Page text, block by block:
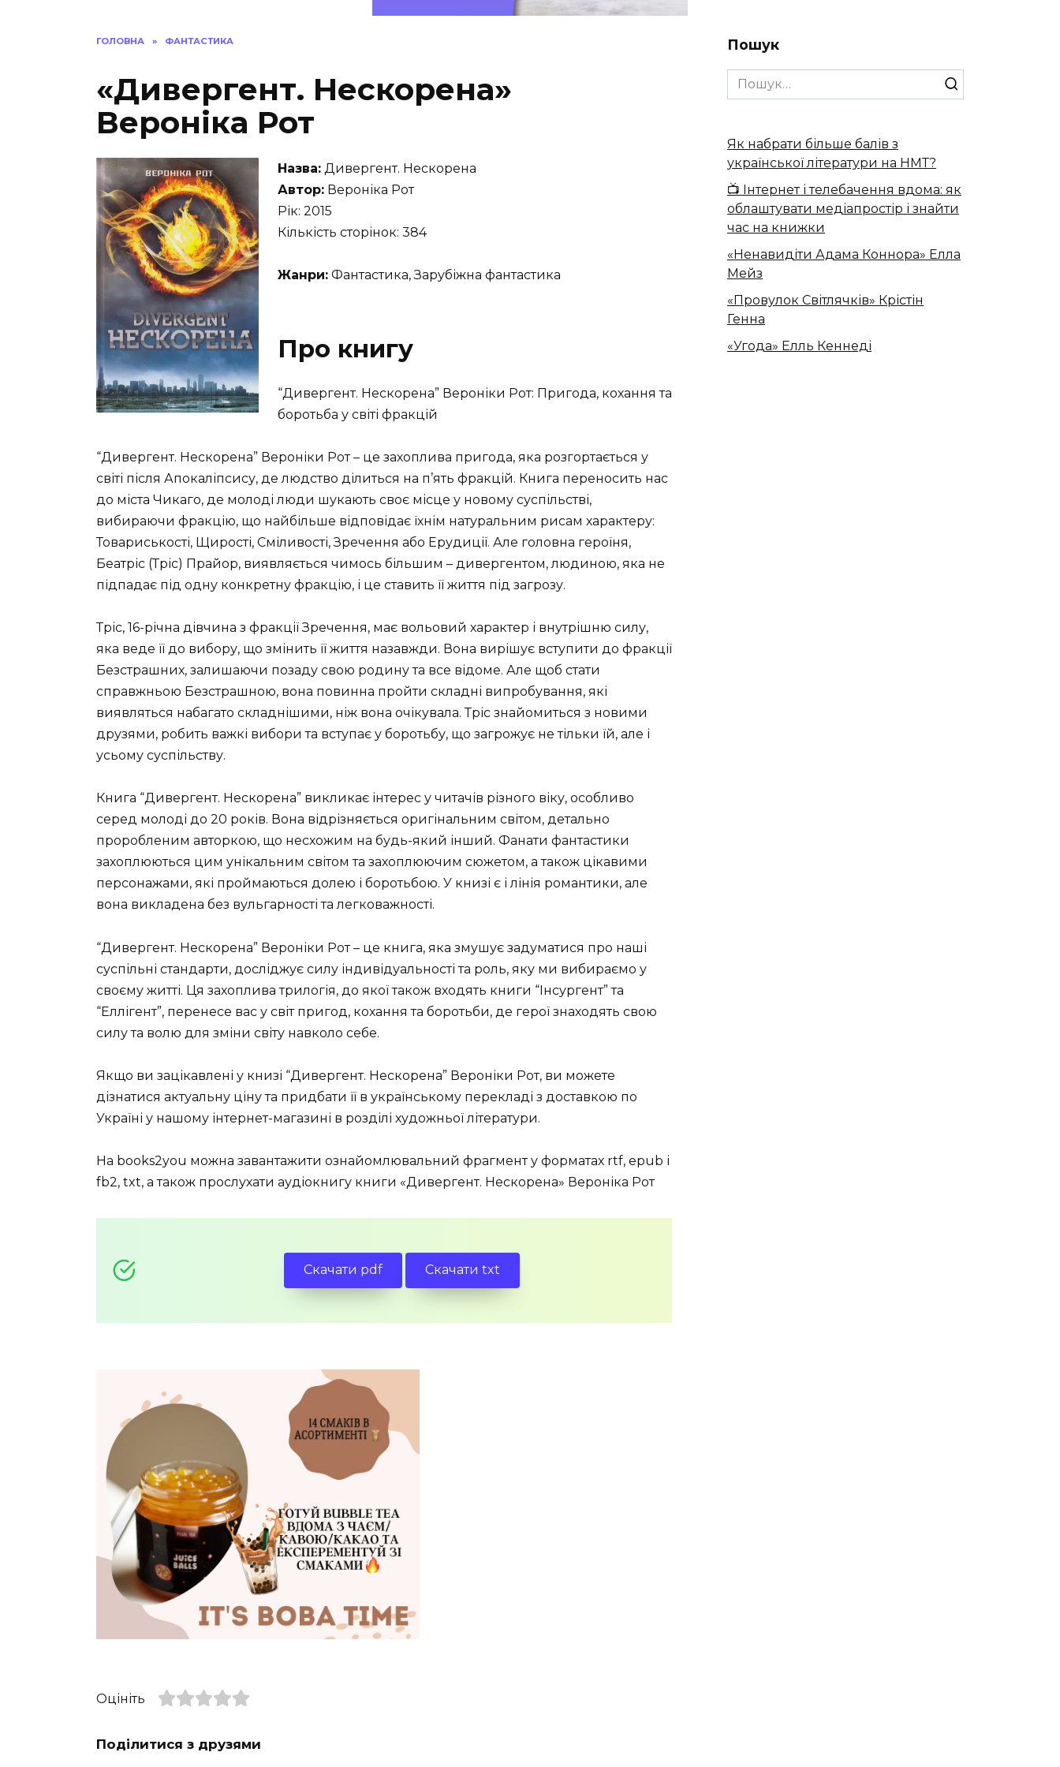
ГОЛОВНА » ФАНТАСТИКА
«Дивергент. Нескорена»
Вероніка Рот
Назва: Дивергент. Нескорена
Автор: Вероніка Рот
Рік: 2015
Кількість сторінок: 384
Жанри: Фантастика, Зарубіжна фантастика
Про книгу
“Дивергент. Нескорена” Вероніки Рот: Пригода, кохання та
боротьба у світі фракцій
“Дивергент. Нескорена” Вероніки Рот – це захоплива пригода, яка розгортається у
світі після Апокаліпсису, де людство ділиться на п’ять фракцій. Книга переносить нас
до міста Чикаго, де молоді люди шукають своє місце у новому суспільстві,
вибираючи фракцію, що найбільше відповідає їхнім натуральним рисам характеру:
Товариськості, Щирості, Сміливості, Зречення або Ерудиції. Але головна героїня,
Беатріс (Тріс) Прайор, виявляється чимось більшим – дивергентом, людиною, яка не
підпадає під одну конкретну фракцію, і це ставить її життя під загрозу.
Тріс, 16-річна дівчина з фракції Зречення, має вольовий характер і внутрішню силу,
яка веде її до вибору, що змінить її життя назавжди. Вона вирішує вступити до фракції
Безстрашних, залишаючи позаду свою родину та все відоме. Але щоб стати
справжньою Безстрашною, вона повинна пройти складні випробування, які
виявляться набагато складнішими, ніж вона очікувала. Тріс знайомиться з новими
друзями, робить важкі вибори та вступає у боротьбу, що загрожує не тільки їй, але і
усьому суспільству.
Книга “Дивергент. Нескорена” викликає інтерес у читачів різного віку, особливо
серед молоді до 20 років. Вона відрізняється оригінальним світом, детально
проробленим авторкою, що несхожим на будь-який інший. Фанати фантастики
захоплюються цим унікальним світом та захоплюючим сюжетом, а також цікавими
персонажами, які проймаються долею і боротьбою. У книзі є і лінія романтики, але
вона викладена без вульгарності та легковажності.
“Дивергент. Нескорена” Вероніки Рот – це книга, яка змушує задуматися про наші
суспільні стандарти, досліджує силу індивідуальності та роль, яку ми вибираємо у
своєму житті. Ця захоплива трилогія, до якої також входять книги “Інсургент” та
“Еллігент”, перенесе вас у світ пригод, кохання та боротьби, де герої знаходять свою
силу та волю для зміни світу навколо себе.
Якщо ви зацікавлені у книзі “Дивергент. Нескорена” Вероніки Рот, ви можете
дізнатися актуальну ціну та придбати її в українському перекладі з доставкою по
Україні у нашому інтернет-магазині в розділі художньої літератури.
На books2you можна завантажити ознайомлювальний фрагмент у форматах rtf, epub і
fb2, txt, а також прослухати аудіокнигу книги «Дивергент. Нескорена» Вероніка Рот
Скачати pdf Скачати txt
Оцініть
Поділитися з друзями
Пошук
Search
for:
Як набрати більше балів з
української літератури на НМТ?
📺 Інтернет і телебачення вдома: як
облаштувати медіапростір і знайти
час на книжки
«Ненавидіти Адама Коннора» Елла
Мейз
«Провулок Світлячків» Крістін
Генна
«Угода» Елль Кеннеді